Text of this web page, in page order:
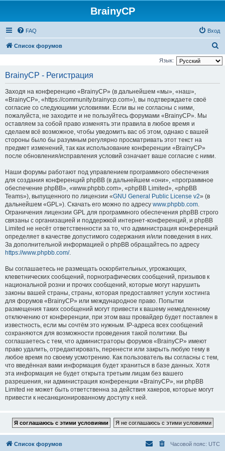
BrainyCP
FAQ Вход
Список форумов
о
Язык:
BrainyCP - Регистрация
Заходя на конференцию «BrainyCP» (в дальнейшем «мы», «наш»,
«BrainyCP», «https://community.brainycp.com»), вы подтверждаете своё
согласие со следующими условиями. Если вы не согласны с ними,
пожалуйста, не заходите и не пользуйтесь форумами «BrainyCP». Мы
оставляем за собой право изменять эти правила в любое время и
сделаем всё возможное, чтобы уведомить вас об этом, однако с вашей
стороны было бы разумным регулярно просматривать этот текст на
предмет изменений, так как использование конференции «BrainyCP»
после обновления/исправления условий означает ваше согласие с ними.
Наши форумы работают под управлением программного обеспечения
для создания конференций phpBB (в дальнейшем «они», «программное
обеспечение phpBB», «www.phpbb.com», «phpBB Limited», «phpBB
Teams»), выпущенного по лицензии «GNU General Public License v2» (в
дальнейшем «GPL»). Скачать его можно по адресу www.phpbb.com.
Ограничения лицензии GPL для программного обеспечения phpBB строго
связаны с организацией и поддержкой интернет-конференций, и phpBB
Limited не несёт ответственности за то, что администрация конференций
определяет в качестве допустимого содержания и/или поведения в них.
За дополнительной информацией о phpBB обращайтесь по адресу
https://www.phpbb.com/.
Вы соглашаетесь не размещать оскорбительных, угрожающих,
клеветнических сообщений, порнографических сообщений, призывов к
национальной розни и прочих сообщений, которые могут нарушить
законы вашей страны, страны, которая предоставляет услуги хостинга
для форумов «BrainyCP» или международное право. Попытки
размещения таких сообщений могут привести к вашему немедленному
отключению от конференции, при этом ваш провайдер будет поставлен в
известность, если мы сочтём это нужным. IP-адреса всех сообщений
сохраняются для возможности проведения такой политики. Вы
соглашаетесь с тем, что администраторы форумов «BrainyCP» имеют
право удалить, отредактировать, перенести или закрыть любую тему в
любое время по своему усмотрению. Как пользователь вы согласны с тем,
что введённая вами информация будет храниться в базе данных. Хотя
эта информация не будет открыта третьим лицам без вашего
разрешения, ни администрация конференции «BrainyCP», ни phpBB
Limited не может быть ответственна за действия хакеров, которые могут
привести к несанкционированному доступу к ней.
Список форумов Часовой пояс: UTC